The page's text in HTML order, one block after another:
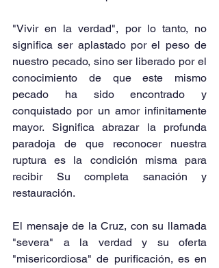
"Vivir en la verdad", por lo tanto, no
significa ser aplastado por el peso de
nuestro pecado, sino ser liberado por el
conocimiento de que este mismo
pecado ha sido encontrado y
conquistado por un amor infinitamente
mayor. Significa abrazar la profunda
paradoja de que reconocer nuestra
ruptura es la condición misma para
recibir Su completa sanación y
restauración.
El mensaje de la Cruz, con su llamada
"severa" a la verdad y su oferta
"misericordiosa" de purificación, es en